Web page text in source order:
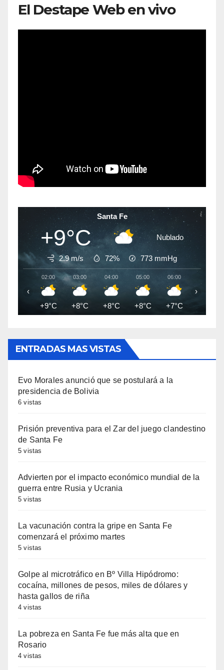
El Destape Web en vivo
Santa Fe
+9°C Nublado
2.9 m/s 72% 773 mmHg
02:00
+9°C
03:00
+8°C
04:00
+8°C
05:00
+8°C
06:00
+7°C +7°C
‹ ›
ENTRADAS MAS VISTAS
Evo Morales anunció que se postulará a la
presidencia de Bolivia
6 vistas
Prisión preventiva para el Zar del juego clandestino
de Santa Fe
5 vistas
Advierten por el impacto económico mundial de la
guerra entre Rusia y Ucrania
5 vistas
La vacunación contra la gripe en Santa Fe
comenzará el próximo martes
5 vistas
Golpe al microtráfico en Bº Villa Hipódromo:
cocaína, millones de pesos, miles de dólares y
hasta gallos de riña
4 vistas
La pobreza en Santa Fe fue más alta que en
Rosario
4 vistas